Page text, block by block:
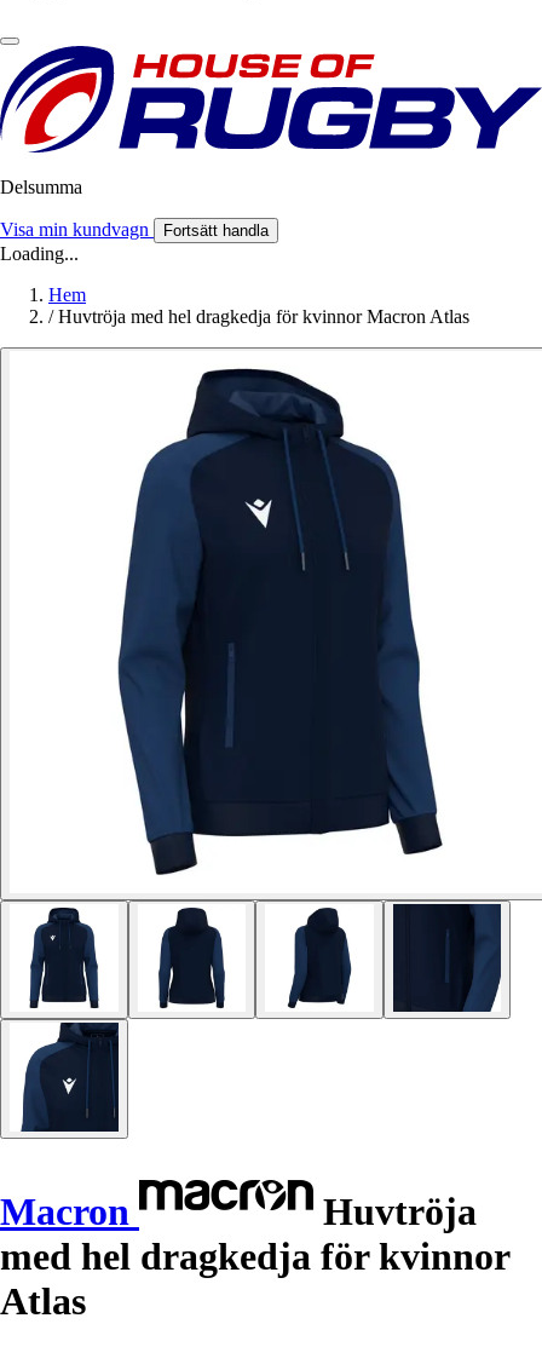
Delsumma
Visa min kundvagn Fortsätt handla
Loading...
Hem
/ Huvtröja med hel dragkedja för kvinnor Macron Atlas
Macron
Huvtröja
med hel dragkedja för kvinnor
Atlas